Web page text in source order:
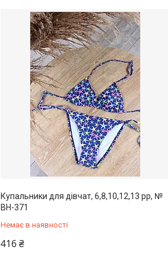
Купальники для дівчат, 6,8,10,12,13 рр, №
ВН-371
Немає в наявності
416 ₴